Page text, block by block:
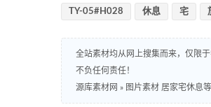
TY-05#H028 休息 宅
全站素材均从网上搜集而来，仅限
不负任何责任！
源库素材网 » 图片素材 居家宅休息